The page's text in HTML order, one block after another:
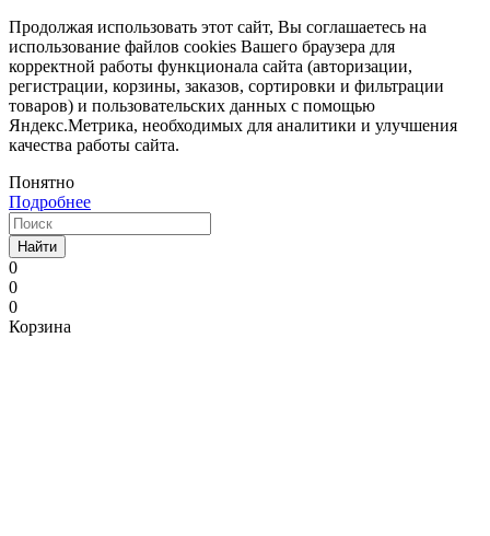
Продолжая использовать этот сайт, Вы соглашаетесь на
использование файлов cookies Вашего браузера для
корректной работы функционала сайта (авторизации,
регистрации, корзины, заказов, сортировки и фильтрации
товаров) и пользовательских данных с помощью
Яндекс.Метрика, необходимых для аналитики и улучшения
качества работы сайта.
Понятно
Подробнее
Найти
0
0
0
Корзина